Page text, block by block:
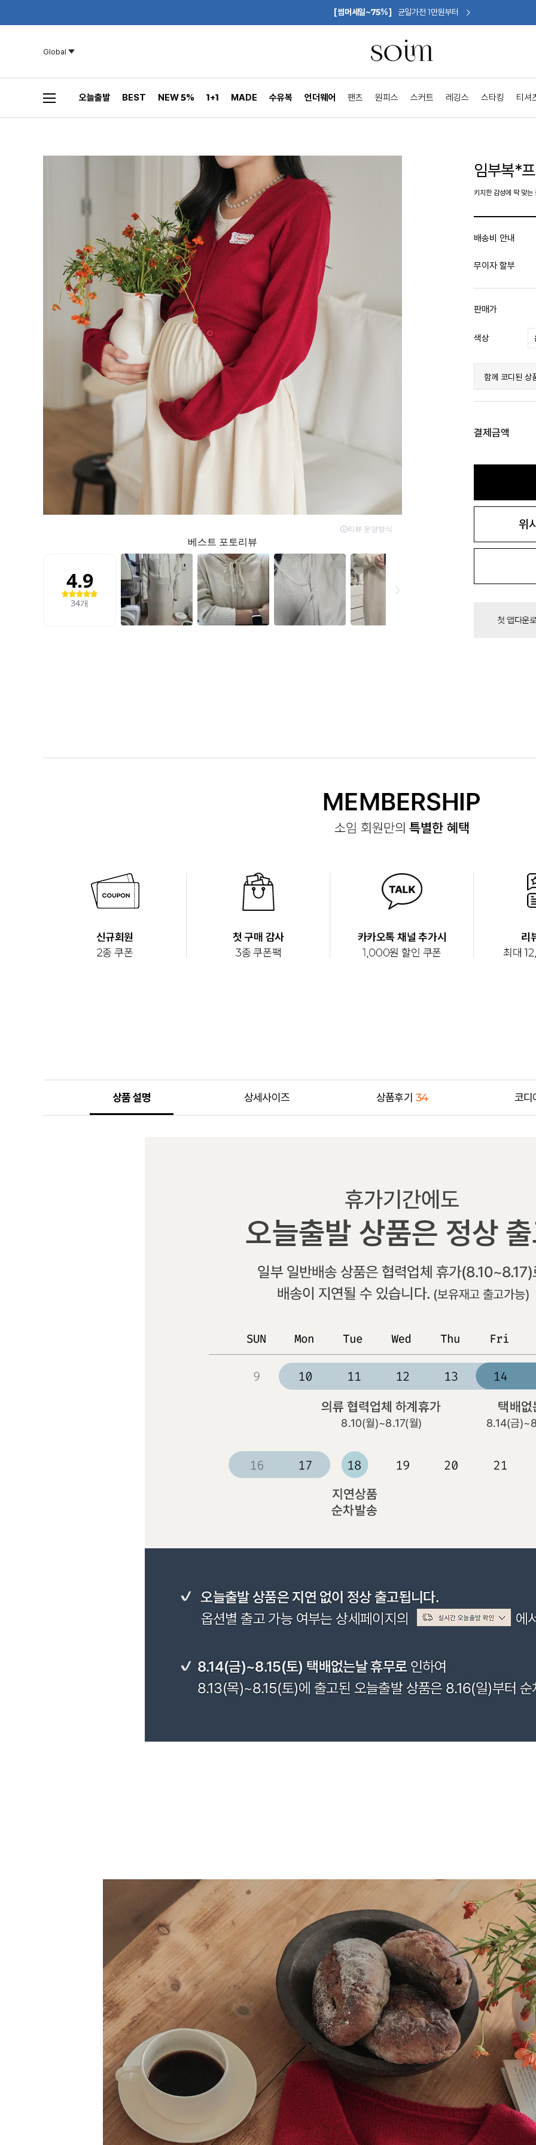
[썸머세일~75%] 균일가전 1만원부터
Global
오늘출발 BEST NEW 5% 1+1 MADE 수유복 언더웨어 팬츠 원피스 스커트 레깅스 스타킹 티셔
임부복*
키치한 감성에 딱 맞는
배송비 안내
무이자 할부
판매가
색상
함께 코디된 상
결제금액
위
상품 설명 상세사이즈 상품후기 34 코디